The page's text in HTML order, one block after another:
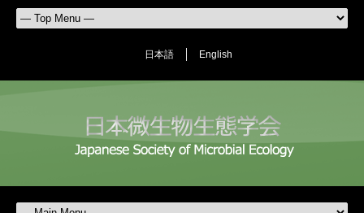
日本語 English